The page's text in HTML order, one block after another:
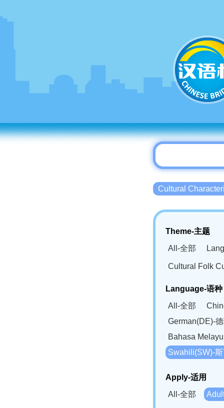
Cultural
Theme-主题
All-全部
Cultural Folk
Language-语种
All-全部
German(DE)-
Bahasa
Swahili(SW)-
Apply-适用
All-全部